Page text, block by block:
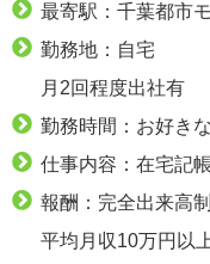
最寄駅：千葉都市
勤務地：自宅
月2回程度出社有
勤務時間：お好き
仕事内容：在宅記
報酬：完全出来高制
平均月収10万円以